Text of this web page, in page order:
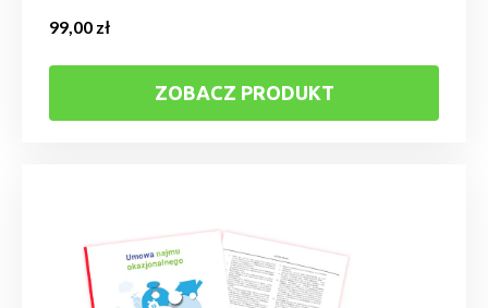
99,00 zł
ZOBACZ PRODUKT